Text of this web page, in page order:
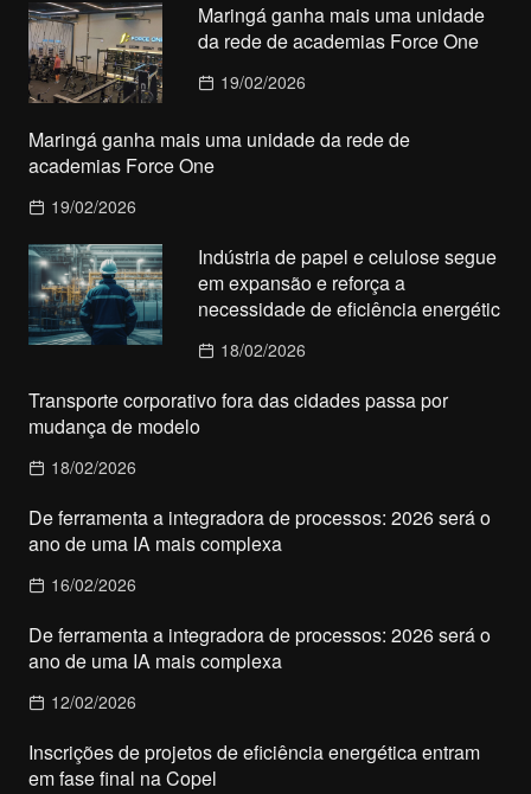
Maringá ganha mais uma unidade
da rede de academias Force One
19/02/2026
Maringá ganha mais uma unidade da rede de
academias Force One
19/02/2026
Indústria de papel e celulose segue
em expansão e reforça a
necessidade de eficiência energétic
18/02/2026
Transporte corporativo fora das cidades passa por
mudança de modelo
18/02/2026
De ferramenta a integradora de processos: 2026 será o
ano de uma IA mais complexa
16/02/2026
De ferramenta a integradora de processos: 2026 será o
ano de uma IA mais complexa
12/02/2026
Inscrições de projetos de eficiência energética entram
em fase final na Copel